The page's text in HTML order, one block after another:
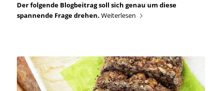
Der folgende Blogbeitrag soll sich genau um diese
spannende Frage drehen. Weiterlesen